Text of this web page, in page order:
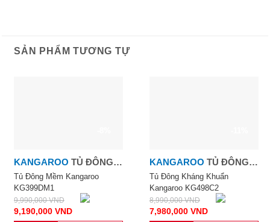
SẢN PHẨM TƯƠNG TỰ
KANGAROO TỦ ĐÔNG
MỀM 286 LÍT
Tủ Đông Mềm Kangaroo
KG399DM1
9,990,000VND
9,190,000 VND
KANGAROO TỦ ĐÔNG
KHÁNG KHUẨN
KANGAROO KG498C2
Tủ Đông Kháng Khuẩn
Kangaroo KG498C2
8,990,000VND
7,980,000 VND